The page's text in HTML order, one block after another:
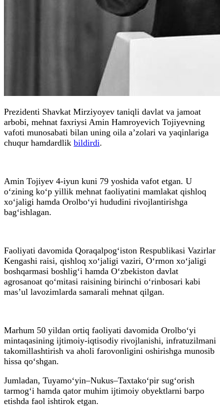
Prezidenti Shavkat Mirziyoyev taniqli davlat va jamoat
arbobi, mehnat faxriysi Amin Hamroyevich Tojiyevning
vafoti munosabati bilan uning oila a’zolari va yaqinlariga
chuqur hamdardlik bildirdi.
Amin Tojiyev 4-iyun kuni 79 yoshida vafot etgan. U
o‘zining ko‘p yillik mehnat faoliyatini mamlakat qishloq
xo‘jaligi hamda Orolbo‘yi hududini rivojlantirishga
bag‘ishlagan.
Faoliyati davomida Qoraqalpog‘iston Respublikasi Vazirlar
Kengashi raisi, qishloq xo‘jaligi vaziri, O‘rmon xo‘jaligi
boshqarmasi boshlig‘i hamda O‘zbekiston davlat
agrosanoat qo‘mitasi raisining birinchi o‘rinbosari kabi
mas’ul lavozimlarda samarali mehnat qilgan.
Marhum 50 yildan ortiq faoliyati davomida Orolbo‘yi
mintaqasining ijtimoiy-iqtisodiy rivojlanishi, infratuzilmani
takomillashtirish va aholi farovonligini oshirishga munosib
hissa qo‘shgan.
Jumladan, Tuyamo‘yin–Nukus–Taxtako‘pir sug‘orish
tarmog‘i hamda qator muhim ijtimoiy obyektlarni barpo
etishda faol ishtirok etgan.